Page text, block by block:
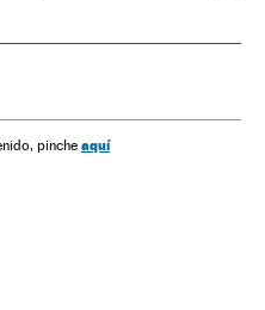
pinche aquí